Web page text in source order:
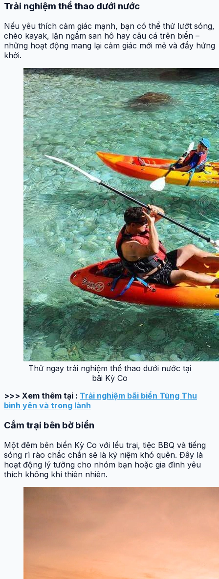
Trải nghiệm thể thao dưới nước
Nếu yêu thích cảm giác mạnh, bạn có thể thử lướt sóng,
chèo kayak, lặn ngắm san hô hay câu cá trên biển –
những hoạt động mang lại cảm giác mới mẻ và đầy hứng
khởi.
Thử ngay trải nghiệm thể thao dưới nước tại
bãi Kỳ Co
>>> Xem thêm tại : Trải nghiệm bãi biển Tùng Thu
bình yên và trong lành
Cắm trại bên bờ biển
Một đêm bên biển Kỳ Co với lều trại, tiệc BBQ và tiếng
sóng rì rào chắc chắn sẽ là kỷ niệm khó quên. Đây là
hoạt động lý tưởng cho nhóm bạn hoặc gia đình yêu
thích không khí thiên nhiên.